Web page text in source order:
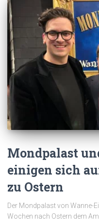
Mondpalast
einigen sich
zu Ostern
Der Mondpalast von Wanne-
Wochen nach Ostern dem